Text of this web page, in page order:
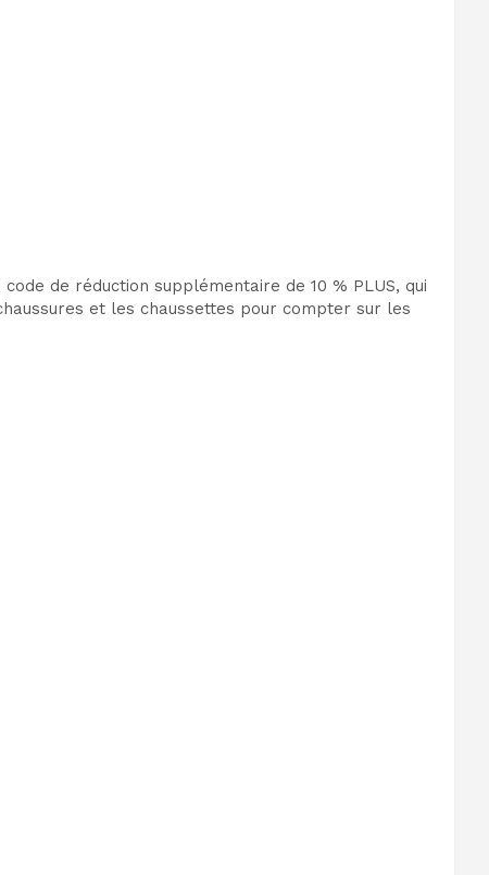
de réduction supplémentaire de 10 % PLUS, qui
et les chaussettes pour compter sur les